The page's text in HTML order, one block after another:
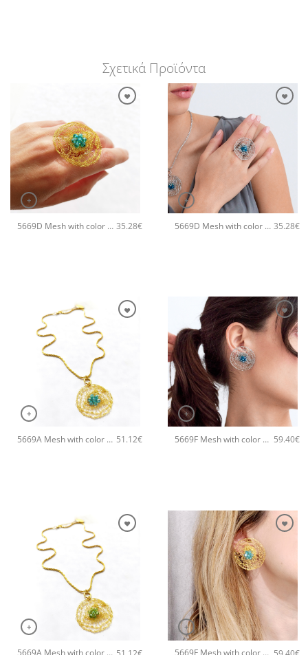
Σχετικά Προϊόντα
+
5669D Mesh with color χειροποίητο δαχτυλιδι Catherine bijoux Τυρκουάζ 35.28€
+
5669D Mesh with color χειροποίητο δαχτυλιδι Catherine bijoux Σιέλ 35.28€
+
5669A Mesh with color pendant χειροποίητο κολιέ Catherine bijoux Τυρκουάζ 51.12€
+
5669F Mesh with color χειροποίητα σκουλαρίκια Catherine bijoux Σιέλ 59.40€
+ +